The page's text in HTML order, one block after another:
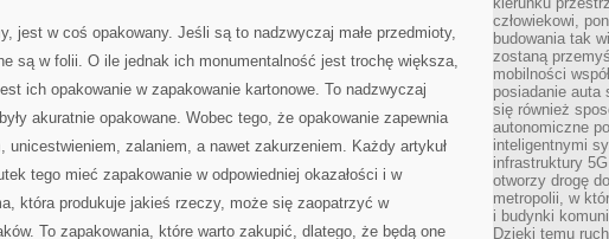
NIM
JE
jest w coś opakowany. Jeśli są to nadzwyczaj małe przedmioty,
są w folii. O ile jednak ich monumentalność jest trochę większa,
ich opakowanie w zapakowanie kartonowe. To nadzwyczaj
akuratnie opakowane. Wobec tego, że opakowanie zapewnia
unicestwieniem, zalaniem, a nawet zakurzeniem. Każdy artykuł
tego mieć zapakowanie w odpowiedniej okazałości i w
która produkuje jakieś rzeczy, może się zaopatrzyć w
To zapakowania, które warto zakupić, dlatego, że będą one
człowiekowi,
budowania tak
zostaną
mobilności
posiadanie auta
się również
autonomiczne
inteligentnymi
infrastruktury
otworzy drogę
metropolii, w
i budynki
Dzięki temu